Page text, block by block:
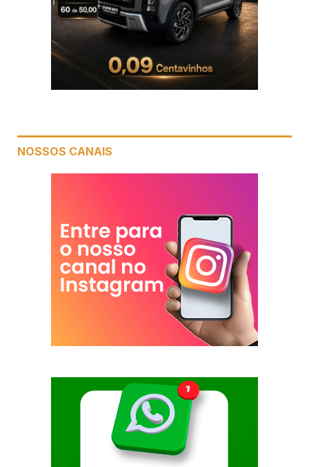
NOSSOS CANAIS